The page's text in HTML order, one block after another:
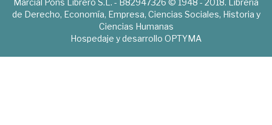
de Derecho, Economía, Empresa, Ciencias Sociales, Historia y
Ciencias Humanas
Hospedaje y desarrollo OPTYMA